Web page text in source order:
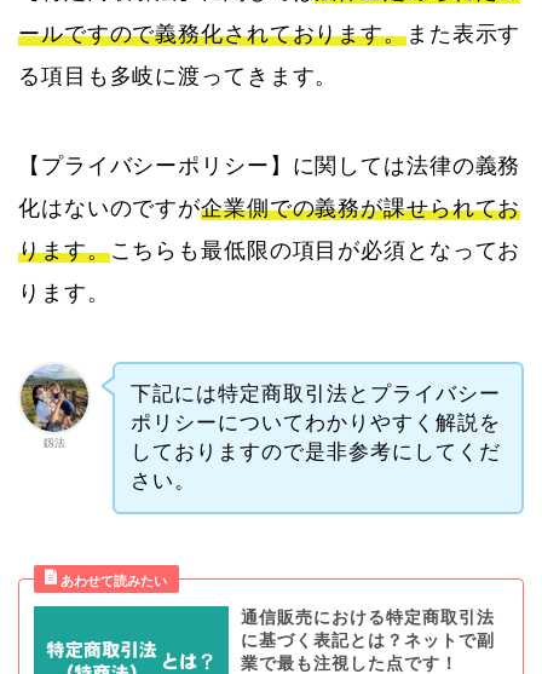
ールですので義務化されております。また表示す
る項目も多岐に渡ってきます。
【プライバシーポリシー】に関しては法律の義務
化はないのですが企業側での義務が課せられてお
ります。こちらも最低限の項目が必須となってお
ります。
釼法
下記には特定商取引法とプライバシー
ポリシーについてわかりやすく解説を
しておりますので是非参考にしてくだ
さい。
通信販売における特定商取引法
に基づく表記とは？ネットで副
業で最も注視した点です！